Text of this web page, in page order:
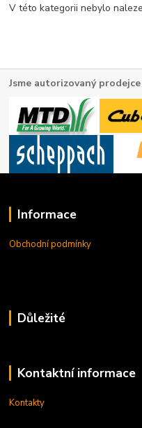
V této kategorii nebylo
Jsme autorizovaný
Informace
Obchodní podmínky
Důležité
Kontaktní informace
Kontakty